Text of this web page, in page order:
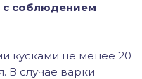
с соблюдением
кусками не менее 20
В случае варки